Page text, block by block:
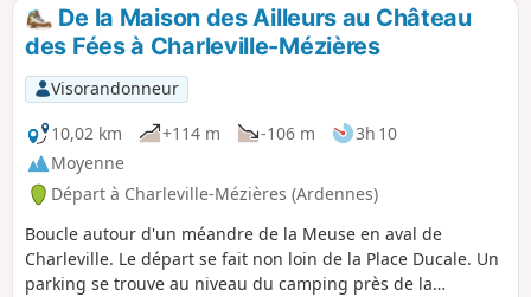
De la Maison des Ailleurs au Château
des Fées à Charleville-Mézières
Visorandonneur
10,02 km
+114 m -106 m
3h 10
Moyenne
Départ à Charleville-Mézières (Ardennes)
Boucle autour d'un méandre de la Meuse en aval de
Charleville. Le départ se fait non loin de la Place Ducale. Un
parking se trouve au niveau du camping près de la